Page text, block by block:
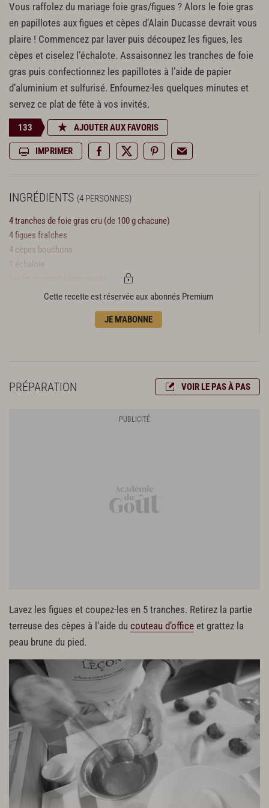
Vous raffolez du mariage foie gras/figues ? Alors le foie gras
en papillotes aux figues et cèpes d’Alain Ducasse devrait vous
plaire ! Commencez par laver puis découpez les figues, les
cèpes et ciselez l’échalote. Assaisonnez les tranches de foie
gras puis confectionnez les papillotes à l’aide de papier
d’aluminium et sulfurisé. Enfournez-les quelques minutes et
servez ce plat de fête à vos invités.
133 AJOUTER AUX FAVORIS
IMPRIMER
INGRÉDIENTS (4 PERSONNES)
4 tranches de foie gras cru (de 100 g chacune)
4 figues fraîches
4 cèpes bouchons
1 échalote
1 blanc d’œuf battuCette recette est réservée aux abonnés Premium
JE M'ABONNE
PRÉPARATION VOIR LE PAS À PAS
Lavez les figues et coupez-les en 5 tranches. Retirez la partie
terreuse des cèpes à l’aide du couteau d’office et grattez la
peau brune du pied.